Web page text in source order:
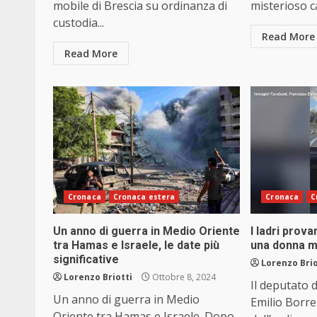
mobile di Brescia su ordinanza di
custodia...
Read More
misterioso
Read More
Cronaca Cronaca estera
Un anno di guerra in Medio Oriente
tra Hamas e Israele, le date più
significative
Lorenzo Briotti Ottobre 8, 2024
Un anno di guerra in Medio
Cronaca
I ladri
una donna
Lorenzo
Il deputato
Emilio